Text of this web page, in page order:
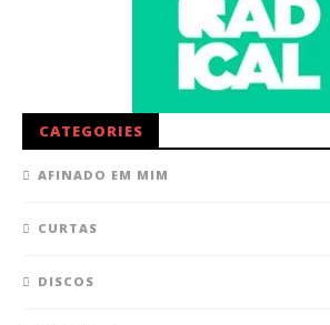
CATEGORIES
AFINADO EM MIM
CURTAS
DISCOS